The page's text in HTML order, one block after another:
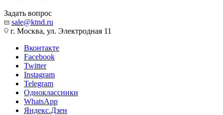
Задать вопрос
sale@ktnd.ru
г. Москва, ул. Электродная 11
Вконтакте
Facebook
Twitter
Instagram
Telegram
Одноклассники
WhatsApp
Яндекс.Дзен